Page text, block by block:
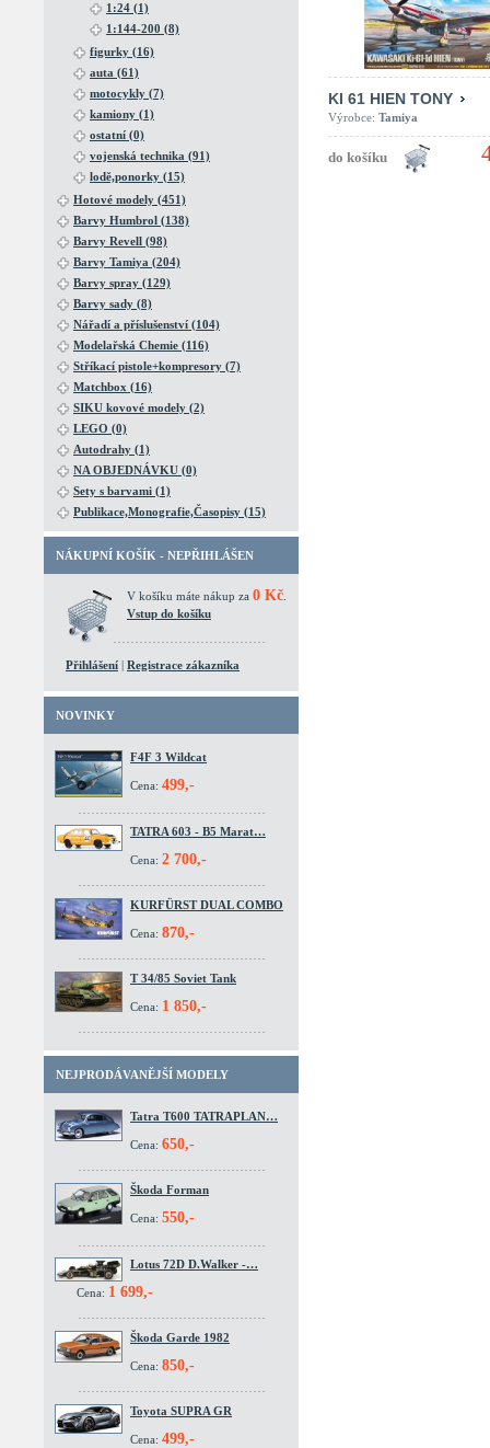
1:24 (1)
1:144-200 (8)
figurky (16)
auta (61)
motocykly (7)
kamiony (1)
ostatní (0)
vojenská technika (91)
lodě,ponorky (15)
Hotové modely (451)
Barvy Humbrol (138)
Barvy Revell (98)
Barvy Tamiya (204)
Barvy spray (129)
Barvy sady (8)
Nářadí a příslušenství (104)
Modelařská Chemie (116)
Stříkací pistole+kompresory (7)
Matchbox (16)
SIKU kovové modely (2)
LEGO (0)
Autodrahy (1)
NA OBJEDNÁVKU (0)
Sety s barvami (1)
Publikace,Monografie,Časopisy (15)
NÁKUPNÍ KOŠÍK - NEPŘIHLÁŠEN
V košíku máte nákup za 0 Kč
Vstup do košíku
Přihlášení | Registrace zákazníka
NOVINKY
F4F 3 Wildcat
Cena: 499,-
TATRA 603 - B5 Marat…
Cena: 2 700,-
KURFÜRST DUAL COMBO
Cena: 870,-
T 34/85 Soviet Tank
Cena: 1 850,-
NEJPRODÁVANĚJŠÍ MODELY
Tatra T600 TATRAPLAN…
Cena: 650,-
Škoda Forman
Cena: 550,-
Lotus 72D D.Walker -…
Cena: 1 699,-
Škoda Garde 1982
Cena: 850,-
Toyota SUPRA GR
Cena: 499,-
KI 61 HIEN TONY
Výrobce: Tamiya